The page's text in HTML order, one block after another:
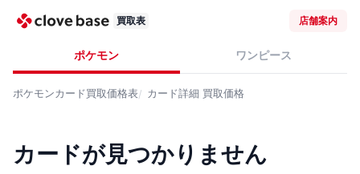
買取表 店舗案内
ポケモン ワンピース
ポケモンカード買取価格表 カード詳細 買取価格
カードが見つかりません